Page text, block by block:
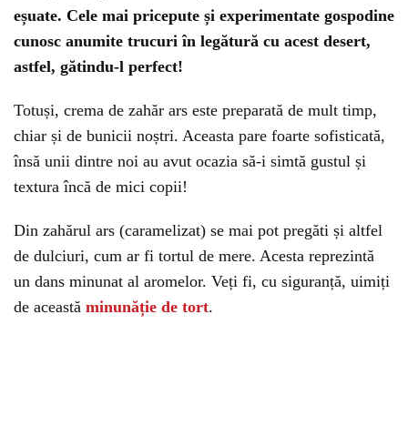
eșuate. Cele mai pricepute și experimentate gospodine
cunosc anumite trucuri în legătură cu acest desert,
astfel, gătindu-l perfect!
Totuși, crema de zahăr ars este preparată de mult timp,
chiar și de bunicii noștri. Aceasta pare foarte sofisticată,
însă unii dintre noi au avut ocazia să-i simtă gustul și
textura încă de mici copii!
Din zahărul ars (caramelizat) se mai pot pregăti și altfel
de dulciuri, cum ar fi tortul de mere. Acesta reprezintă
un dans minunat al aromelor. Veți fi, cu siguranță, uimiți
de această minunăție de tort.